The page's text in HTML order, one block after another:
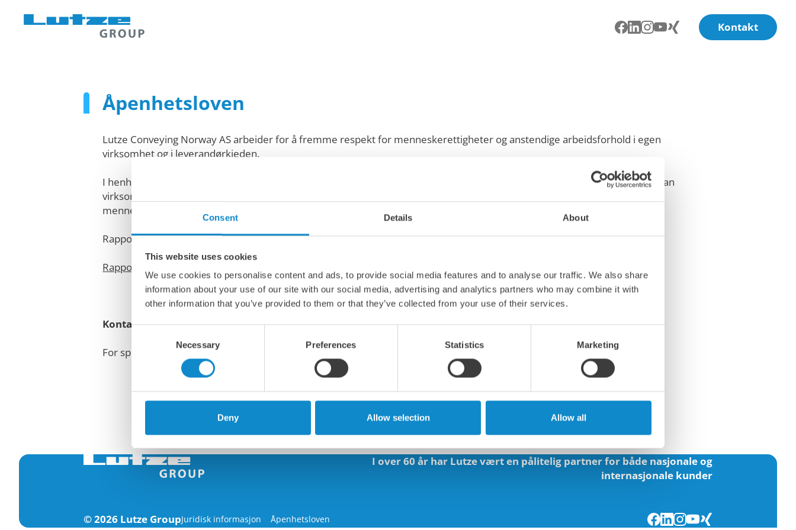
Consent Details About
This website uses cookies
We use cookies to personalise content and ads, to provide social media features and to analyse our traffic. We also share
information about your use of our site with our social media, advertising and analytics partners who may combine it with
other information that you’ve provided to them or that they’ve collected from your use of their services.
Consent
Necessary Preferences Statistics Marketing
Deny Allow selection Allow all
Kontakt
Åpenhetsloven
Lutze Conveying Norway AS arbeider for å fremme respekt for menneskerettigheter og anstendige arbeidsforhold i egen
virksomhet og i leverandørkjeden.
I henhold til åpenhetsloven publiserer vi årlig en redegjørelse om våre aktsomhetsvurderinger. Rapporten beskriver hvordan
virksomheten arbeider med å identifisere, forebygge og håndtere faktiske og potensielle negative konsekvenser for
menneskerettigheter og anstendige arbeidsforhold.
Rapporten for 2025 kan lastes ned nedenfor.
Rapport Åpenhetsloven 2025
Kontakt
For spørsmål om vårt arbeid med åpenhetsloven kan du kontakte oss på: oslo@lutze-group.com
I over 60 år har Lutze vært en pålitelig partner for både nasjonale og
internasjonale kunder
© 2026 Lutze GroupJuridisk informasjon Åpenhetsloven